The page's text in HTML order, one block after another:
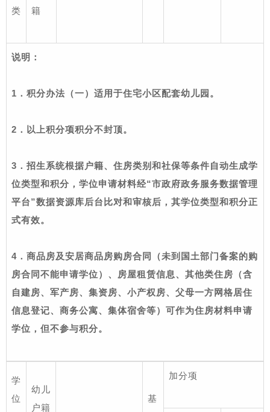
类
籍
说明：
1 ．积分办法（一）适用于住宅小区配套幼儿园。
2 ．以上积分项积分不封顶。
3 ．招生系统根据户籍、住房类别和社保等条件自动生成学
位类型和积分，学位申请材料经“市政府政务服务数据管理
平台”数据资源库后台比对和审核后，其学位类型和积分正
式有效。
4 ．商品房及安居商品房购房合同（未到国土部门备案的购
房合同不能申请学位）、房屋租赁信息、其他类住房（含
自建房、军产房、集资房、小产权房、父母一方网格居住
信息登记、商务公寓、集体宿舍等）可作为住房材料申请
学位，但不参与积分。
学
位
幼儿
户籍
基
加分项